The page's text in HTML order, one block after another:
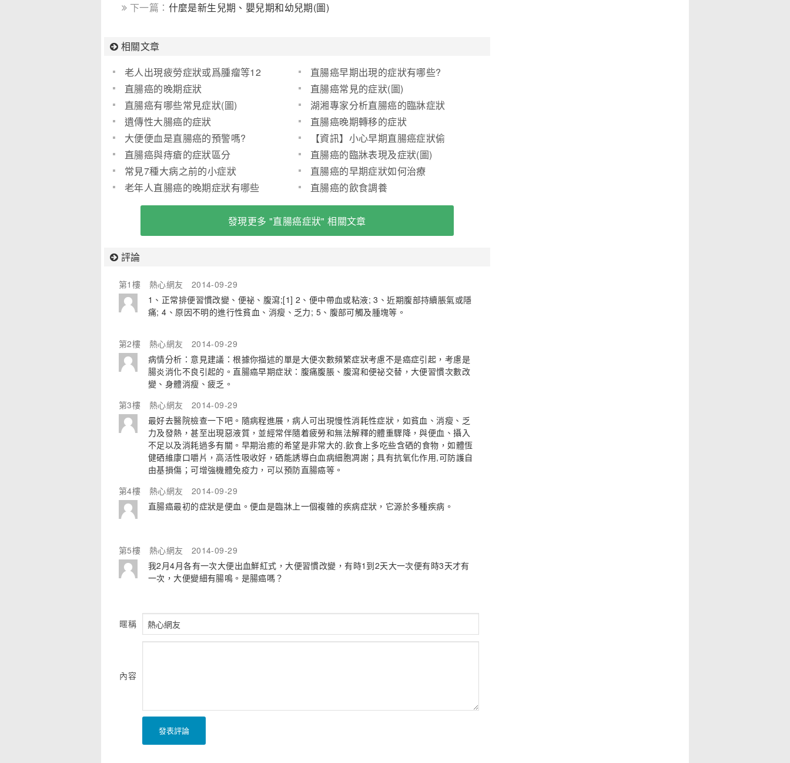
下一篇： 什麼是新生兒期、嬰兒期和幼兒期(圖)
相關文章
老人出現疲勞症狀或爲腫瘤等12
種疾病前兆
直腸癌早期出現的症狀有哪些?
直腸癌的晚期症狀
直腸癌常見的症狀(圖)
直腸癌有哪些常見症狀(圖)
湖湘專家分析直腸癌的臨牀症狀
遺傳性大腸癌的症狀
直腸癌晚期轉移的症狀
大便便血是直腸癌的預警嗎?
【資訊】小心早期直腸癌症狀偷
偷纏上您_薛泳(圖)
直腸癌與痔瘡的症狀區分
直腸癌的臨牀表現及症狀(圖)
常見7種大病之前的小症狀
直腸癌的早期症狀如何治療
老年人直腸癌的晚期症狀有哪些
直腸癌的飲食調養
發現更多 "直腸癌症狀" 相關文章
評論
第1樓 熱心網友
2014-09-29
1、正常排便習慣改變、便祕、腹瀉;[1] 2、便中帶血或粘液; 3、近期腹部持續脹氣或隱
痛; 4、原因不明的進行性貧血、消瘦、乏力; 5、腹部可觸及腫塊等。
第2樓 熱心網友
2014-09-29
病情分析：意見建議：根據你描述的單是大便次數頻繁症狀考慮不是癌症引起，考慮是
腸炎消化不良引起的。直腸癌早期症狀：腹痛腹脹、腹瀉和便祕交替，大便習慣次數改
變、身體消瘦、疲乏。
第3樓
熱心網友
2014-09-29
最好去醫院檢查一下吧。隨病程進展，病人可出現慢性消耗性症狀，如貧血、消瘦、乏
力及發熱，甚至出現惡液質，並經常伴隨着疲勞和無法解釋的體重驟降，與便血、攝入
不足以及消耗過多有關。早期治癒的希望是非常大的.飲食上多吃些含硒的食物，如體恆
健硒維康口嚼片，高活性吸收好，硒能誘導白血病細胞凋謝；具有抗氧化作用,可防護自
由基損傷；可增強機體免疫力，可以預防直腸癌等。
第4樓
熱心網友
2014-09-29
直腸癌最初的症狀是便血。便血是臨牀上一個複雜的疾病症狀，它源於多種疾病。
第5樓 熱心網友
2014-09-29
我2月4月各有一次大便出血鮮紅式，大便習慣改變，有時1到2天大一次便有時3天才有
一次，大便變細有腸鳴。是腸癌嗎？
暱稱
內容
發表評論